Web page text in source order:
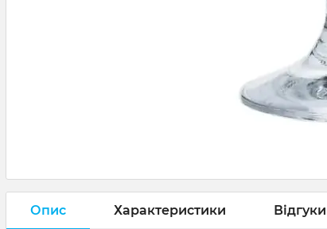
Опис Характеристики Відгуки